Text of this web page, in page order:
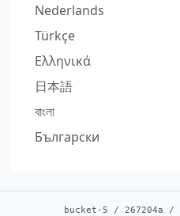
Nederlands
Türkçe
Ελληνικά
日本語
বাংলা
Български
bucket-5 / 267204a /